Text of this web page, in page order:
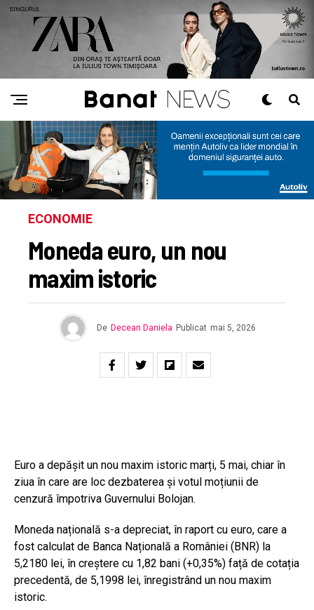
ECONOMIE
Moneda euro, un nou
maxim istoric
De Decean Daniela Publicat mai 5, 2026
Euro a depășit un nou maxim istoric marți, 5 mai, chiar în
ziua în care are loc dezbaterea și votul moțiunii de
cenzură împotriva Guvernului Bolojan.
Moneda națională s-a depreciat, în raport cu euro, care a
fost calculat de Banca Națională a României (BNR) la
5,2180 lei, în creștere cu 1,82 bani (+0,35%) față de cotația
precedentă, de 5,1998 lei, înregistrând un nou maxim
istoric.